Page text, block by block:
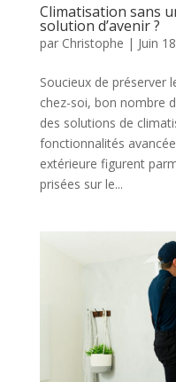
Climatisation sans
solution d’avenir ?
par Christophe | Juin
Soucieux de préserver
chez-soi, bon nombre
des solutions de
fonctionnalités
extérieure figurent
prisées sur le...